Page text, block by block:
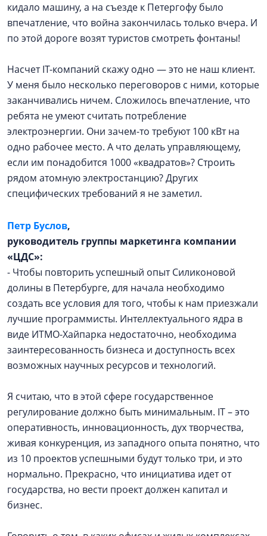
кидало машину, а на съезде к Петергофу было
впечатление, что война закончилась только вчера. И
по этой дороге возят туристов смотреть фонтаны!
Насчет IT-компаний скажу одно — это не наш клиент.
У меня было несколько переговоров с ними, которые
заканчивались ничем. Сложилось впечатление, что
ребята не умеют считать потребление
электроэнергии. Они зачем-то требуют 100 кВт на
одно рабочее место. А что делать управляющему,
если им понадобится 1000 «квадратов»? Строить
рядом атомную электростанцию? Других
специфических требований я не заметил.
Петр Буслов,
руководитель группы маркетинга компании
«ЦДС»:
- Чтобы повторить успешный опыт Силиконовой
долины в Петербурге, для начала необходимо
создать все условия для того, чтобы к нам приезжали
лучшие программисты. Интеллектуального ядра в
виде ИТМО-Хайпарка недостаточно, необходима
заинтересованность бизнеса и доступность всех
возможных научных ресурсов и технологий.
Я считаю, что в этой сфере государственное
регулирование должно быть минимальным. IT – это
оперативность, инновационность, дух творчества,
живая конкуренция, из западного опыта понятно, что
из 10 проектов успешными будут только три, и это
нормально. Прекрасно, что инициатива идет от
государства, но вести проект должен капитал и
бизнес.